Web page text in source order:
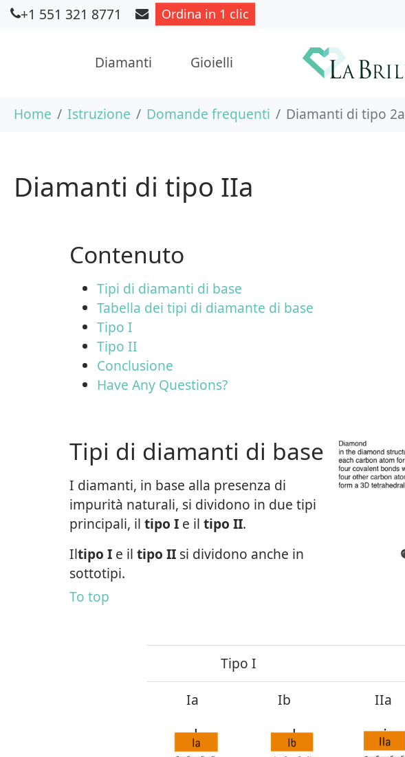
Skip to main content
+1 551 321 8771 Ordina in 1 clic
Diamanti Gioielli
You are here:
Home Istruzione Domande frequenti Diamanti di tipo 2a
Diamanti di tipo IIa
Contenuto
Tipi di diamanti di base
Tabella dei tipi di diamante di base
Tipo I
Tipo II
Conclusione
Have Any Questions?
Tipi di diamanti di base
I diamanti, in base alla presenza di
impurità naturali, si dividono in due tipi
principali, il tipo Ie il tipo II.
Iltipo I e il tipo IIsi dividono anche in
sottotipi.
To top
Tipo I
Ia
Ib IIa